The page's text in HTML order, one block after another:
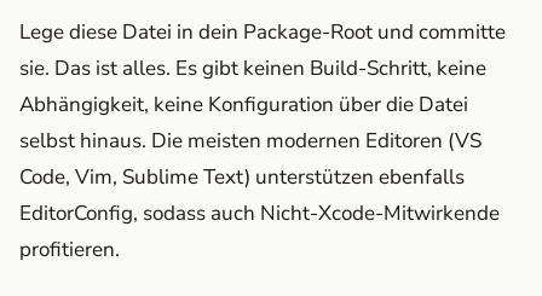
Lege diese Datei in dein Package-Root und committe
sie. Das ist alles. Es gibt keinen Build-Schritt, keine
Abhängigkeit, keine Konfiguration über die Datei
selbst hinaus. Die meisten modernen Editoren (VS
Code, Vim, Sublime Text) unterstützen ebenfalls
EditorConfig, sodass auch Nicht-Xcode-Mitwirkende
profitieren.